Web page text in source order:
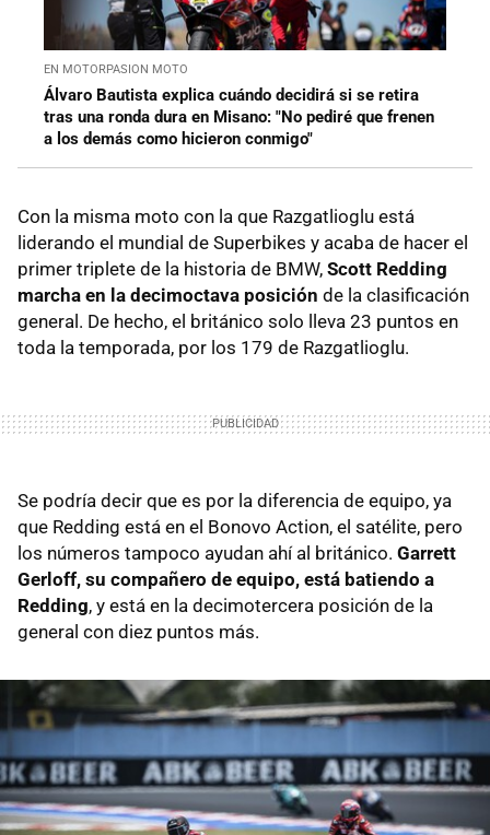
EN MOTORPASION MOTO
Álvaro Bautista explica cuándo decidirá si se retira
tras una ronda dura en Misano: "No pediré que frenen
a los demás como hicieron conmigo"
Con la misma moto con la que Razgatlioglu está
liderando el mundial de Superbikes y acaba de hacer el
primer triplete de la historia de BMW, Scott Redding
marcha en la decimoctava posición de la clasificación
general. De hecho, el británico solo lleva 23 puntos en
toda la temporada, por los 179 de Razgatlioglu.
Se podría decir que es por la diferencia de equipo, ya
que Redding está en el Bonovo Action, el satélite, pero
los números tampoco ayudan ahí al británico. Garrett
Gerloff, su compañero de equipo, está batiendo a
Redding, y está en la decimotercera posición de la
general con diez puntos más.